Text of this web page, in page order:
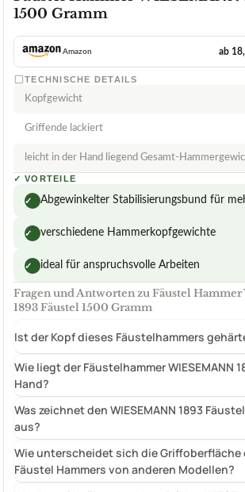
1500 Gramm
Amazon ab
TECHNISCHE DETAILS
Kopfgewicht
Griffende lackiert
leicht in der Hand liegend Gesamt-
✓ VORTEILE
✓ Abgewinkelter Stabilisierungsbund für
✓ verschiedene Hammerkopfgewichte
✓ ideal für anspruchsvolle Arbeiten
Fragen und Antworten zu Fäustel
1893 Fäustel 1500 Gramm
Ist der Kopf dieses Fäustelhammers
Wie liegt der Fäustelhammer WIESEMANN
Hand?
Was zeichnet den WIESEMANN 1893
aus?
Wie unterscheidet sich die Griffoberfläche
Fäustel Hammers von anderen Modellen?